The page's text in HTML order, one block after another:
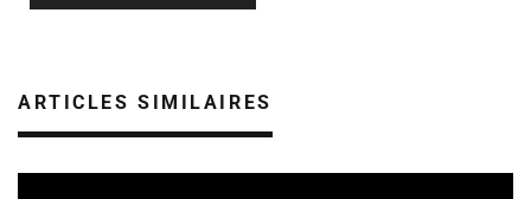
ARTICLES SIMILAIRES